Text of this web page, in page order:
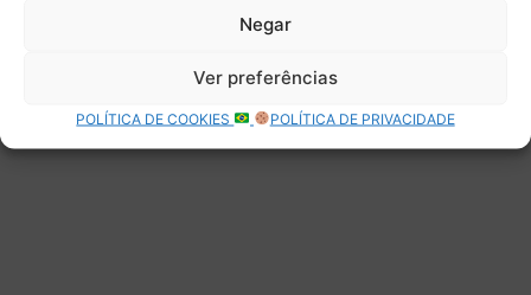
Negar
Ver preferências
POLÍTICA DE COOKIES POLÍTICA DE PRIVACIDADE